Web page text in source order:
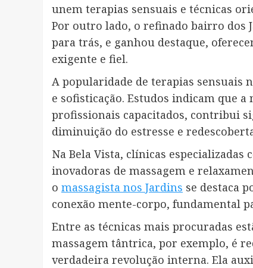
unem terapias sensuais e técnicas
Por outro lado, o refinado bairro dos
para trás, e ganhou destaque,
exigente e fiel.
A popularidade de terapias sensuais
e sofisticação. Estudos indicam que
profissionais capacitados, contribui
diminuição do estresse e
Na Bela Vista, clínicas
inovadoras de massagem e
o massagista nos Jardins se destaca
conexão mente-corpo, fundamental
Entre as técnicas mais procuradas
massagem tântrica, por exemplo, é
verdadeira revolução interna. Ela